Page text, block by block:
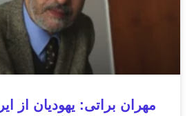
مهران براتی: یهودیان از